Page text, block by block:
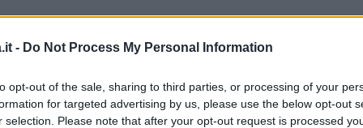
- Do Not Process My Personal Information
opt-out of the sale, sharing to third parties, or processing of your
for targeted advertising by us, please use the below opt-out
selection. Please note that after your opt-out request is processed
chicchi bianchi a quelli neri, le banane
messe in cerchi concentrici a forma di
la frutta di stagione o quella che preferite.
la superficie della torta con lo